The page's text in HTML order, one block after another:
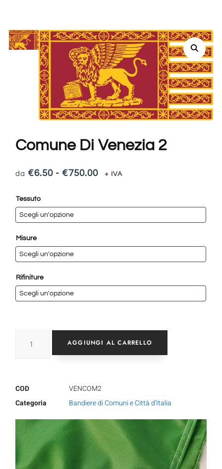
Comune Di Venezia 2
€6.50 - €750.00 + IVA
Tessuto
Misure
Rifiniture
AGGIUNGI AL CARRELLO
COD
VENCOM2
Categoria
Bandiere di Comuni e Città d'Italia